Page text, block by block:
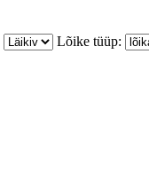
Lõike tüüp: